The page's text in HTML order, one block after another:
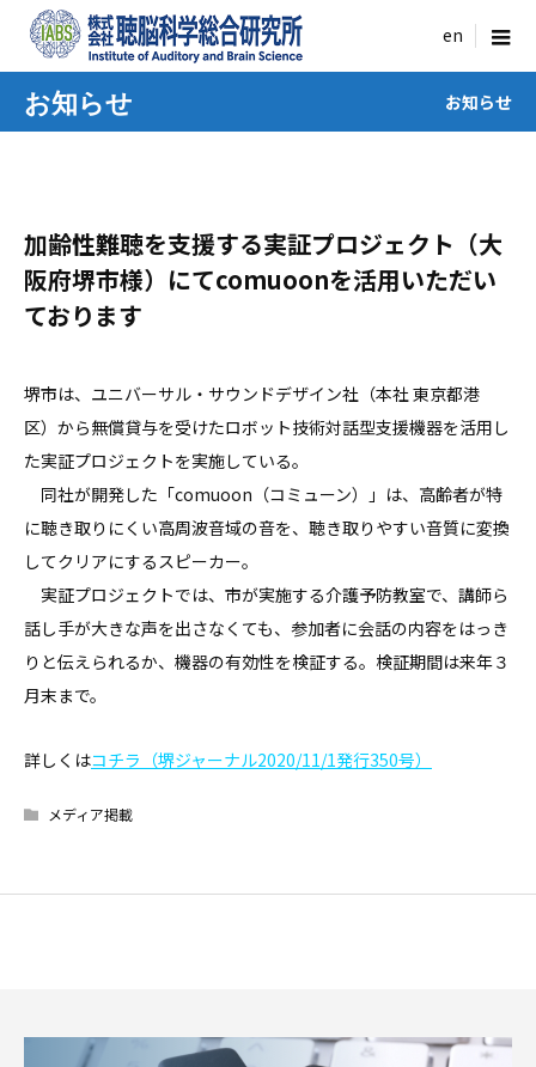
menu
お知らせ お知らせ
加齢性難聴を支援する実証プロジェクト（大
阪府堺市様）にてcomuoonを活用いただい
ております
堺市は、ユニバーサル・サウンドデザイン社（本社 東京都港
区）から無償貸与を受けたロボット技術対話型支援機器を活用し
た実証プロジェクトを実施している。
同社が開発した「comuoon（コミューン）」は、高齢者が特
に聴き取りにくい高周波音域の音を、聴き取りやすい音質に変換
してクリアにするスピーカー。
実証プロジェクトでは、市が実施する介護予防教室で、講師ら
話し手が大きな声を出さなくても、参加者に会話の内容をはっき
りと伝えられるか、機器の有効性を検証する。検証期間は来年３
月末まで。
詳しくはコチラ（堺ジャーナル2020/11/1発行350号）
メディア掲載